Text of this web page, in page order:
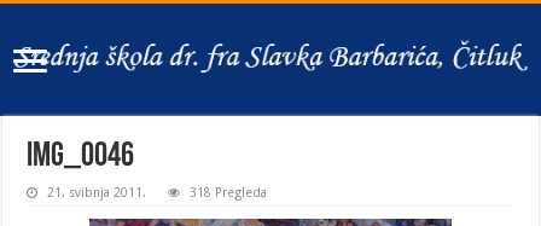
IMG_0046
21. svibnja 2011. 318 Pregleda